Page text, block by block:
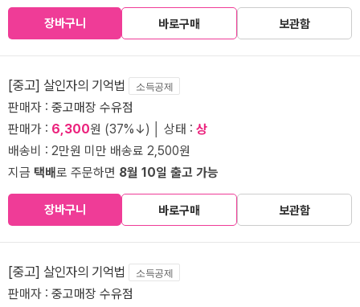
장바구니 바로구매 보관함
[중고] 살인자의 기억법 소득공제
판매자 : 중고매장 수유점
판매가 : 6,300원 (37%↓) │ 상태 : 상
배송비 : 2만원 미만 배송료 2,500원
지금 택배로 주문하면 8월 10일 출고 가능
장바구니 바로구매 보관함
[중고] 살인자의 기억법 소득공제
판매자 : 중고매장 수유점